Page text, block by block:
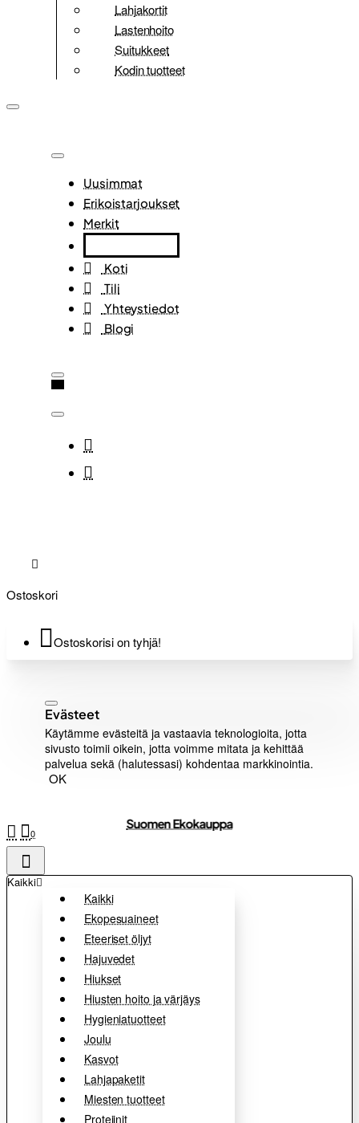
Lahjakortit
Lastenhoito
Suitukkeet
Kodin tuotteet
Uusimmat
Erikoistarjoukset
Merkit
Koti
Tili
Yhteystiedot
Blogi
Ostoskori
Ostoskorisi on tyhjä!
Evästeet
Käytämme evästeitä ja vastaavia teknologioita, jotta
sivusto toimii oikein, jotta voimme mitata ja kehittää
palvelua sekä (halutessasi) kohdentaa markkinointia.
OK
Suomen Ekokauppa
0
Kaikki
Kaikki
Ekopesuaineet
Eteeriset öljyt
Hajuvedet
Hiukset
Hiusten hoito ja värjäys
Hygieniatuotteet
Joulu
Kasvot
Lahjapaketit
Miesten tuotteet
Proteiinit